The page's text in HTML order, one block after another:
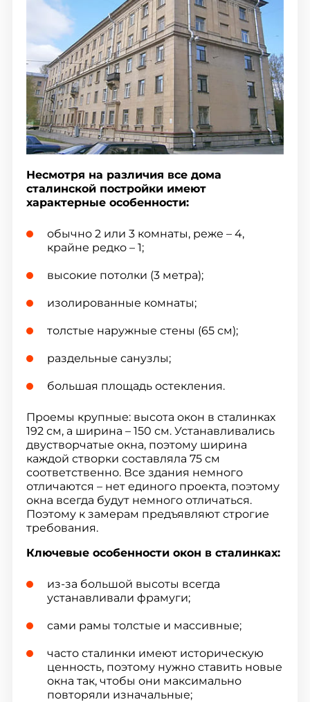
Несмотря на различия все дома
сталинской постройки имеют
характерные особенности:
обычно 2 или 3 комнаты, реже – 4,
крайне редко – 1;
высокие потолки (3 метра);
изолированные комнаты;
толстые наружные стены (65 см);
раздельные санузлы;
большая площадь остекления.
Проемы крупные: высота окон в сталинках
192 см, а ширина – 150 см. Устанавливались
двустворчатые окна, поэтому ширина
каждой створки составляла 75 см
соответственно. Все здания немного
отличаются – нет единого проекта, поэтому
окна всегда будут немного отличаться.
Поэтому к замерам предъявляют строгие
требования.
Ключевые особенности окон в сталинках:
из-за большой высоты всегда
устанавливали фрамуги;
сами рамы толстые и массивные;
часто сталинки имеют историческую
ценность, поэтому нужно ставить новые
окна так, чтобы они максимально
повторяли изначальные;